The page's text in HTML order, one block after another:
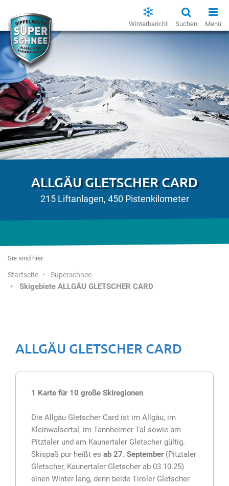
Menü
Suchen
Winterbericht
ALLGÄU GLETSCHER CARD
215 Liftanlagen, 450 Pistenkilometer
Sie sind hier:
Startseite Superschnee
Skigebiete ALLGÄU GLETSCHER CARD
ALLGÄU GLETSCHER CARD
1 Karte für 10 große Skiregionen
Die Allgäu Gletscher Card ist im Allgäu, im
Kleinwalsertal, im Tannheimer Tal sowie am
Pitztaler und am Kaunertaler Gletscher gültig.
Skispaß pur heißt es ab 27. September(Pitztaler
Gletscher, Kaunertaler Gletscher ab 03.10.25)
einen Winter lang, denn beide Tiroler Gletscher